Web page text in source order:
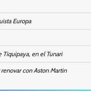
Europa
Tiquipaya, en el Tunari
con Aston Martin